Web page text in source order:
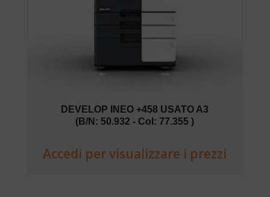
DEVELOP INEO +458 USATO A3
(B/N: 50.932 - Col: 77.355 )
Accedi per visualizzare i prezzi